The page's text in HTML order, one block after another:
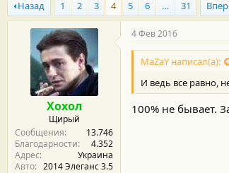
т
о
а
н
а
ч
а
л
а
Назад
1 2 3 4 5 6 … 31
Хохол
Щирый
Сообщения
13.746
Благодарности
4.352
Адрес
Украина
Авто
2014 Элеганс 3.5
4 Фев 2016
MaZaY написал(а):
И ведь все равно,
100% не бывает.